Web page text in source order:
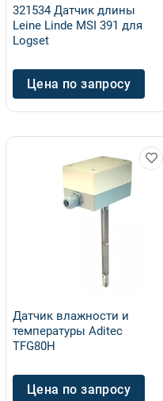
321534 Датчик длины
Leine Linde MSI 391 для
Logset
Цена по запросу
Датчик влажности и
температуры Aditeс
TFG80H
Цена по запросу